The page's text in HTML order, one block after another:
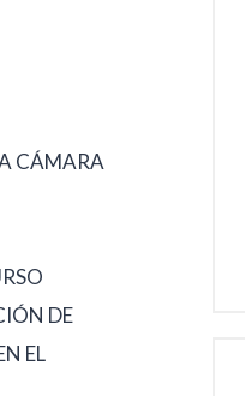
CÁMARA
DE
EL